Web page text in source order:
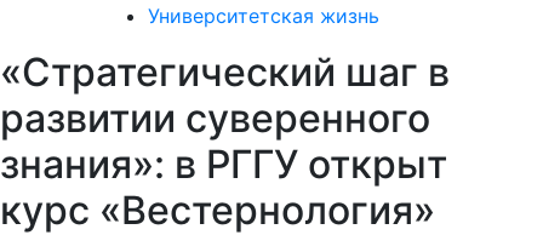
Университетская жизнь
«Стратегический шаг в
развитии суверенного
знания»: в РГГУ открыт
курс «Вестернология»